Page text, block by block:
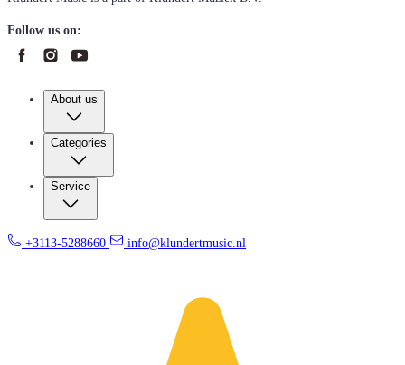
Follow us on:
About us
Categories
Service
+3113-5288660 info@klundertmusic.nl